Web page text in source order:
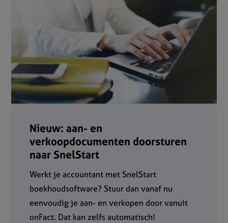
Nieuw: aan- en
verkoopdocumenten doorsturen
naar SnelStart
Werkt je accountant met SnelStart
boekhoudsoftware? Stuur dan vanaf nu
eenvoudig je aan- en verkopen door vanuit
onFact. Dat kan zelfs automatisch!